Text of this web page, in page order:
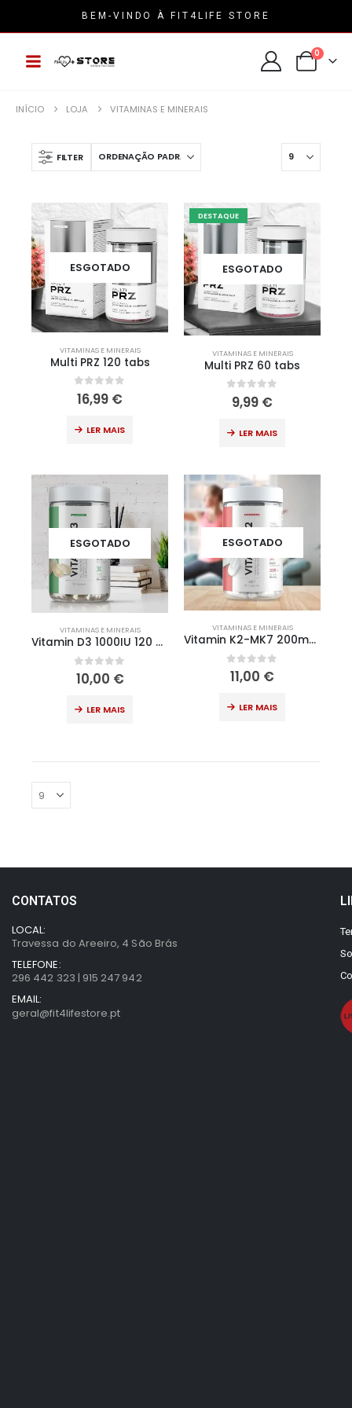
BEM-VINDO À FIT4LIFE STORE
0
INÍCIO LOJA VITAMINAS E MINERAIS
FILTER
ESGOTADO
VITAMINAS E MINERAIS
Multi PRZ 120 tabs
0 out of 5
16,99 €
LER MAIS
DESTAQUE
ESGOTADO
VITAMINAS E MINERAIS
Multi PRZ 60 tabs
0out of 5
9,99 €
LER MAIS
ESGOTADO
VITAMINAS E MINERAIS
Vitamin D3 1000IU 120 softgels
0out of 5
10,00 €
LER MAIS
ESGOTADO
VITAMINAS E MINERAIS
Vitamin K2-MK7 200mcg 60 Caps
0out of 5
11,00 €
LER MAIS
CONTATOS
LOCAL:
Travessa do Areeiro, 4 São Brás
TELEFONE:
296 442 323 | 915 247 942
EMAIL:
geral@fit4lifestore.pt